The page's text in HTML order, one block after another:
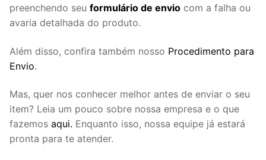
preenchendo seu formulário de envio com a falha ou
avaria detalhada do produto.
Além disso, confira também nosso Procedimento para
Envio.
Mas, quer nos conhecer melhor antes de enviar o seu
item? Leia um pouco sobre nossa empresa e o que
fazemos aqui. Enquanto isso, nossa equipe já estará
pronta para te atender.